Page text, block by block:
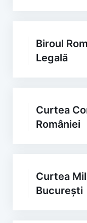
Biroul
Legală
Curtea
României
Curtea
București